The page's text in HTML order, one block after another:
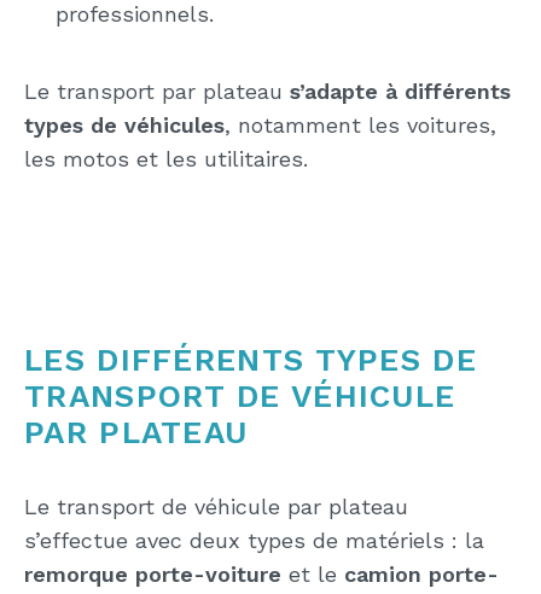
professionnels.
Le transport par plateau s’adapte à différents
types de véhicules, notamment les voitures,
les motos et les utilitaires.
LES DIFFÉRENTS TYPES DE
TRANSPORT DE VÉHICULE
PAR PLATEAU
Le transport de véhicule par plateau
s’effectue avec deux types de matériels : la
remorque porte-voiture et le camion porte-